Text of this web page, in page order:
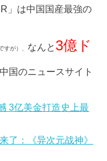
」は中国国産最強の
すが）、 なんと 3億ド
国のニュースサイト
3亿美金打造史上最
了：《异次元战神》